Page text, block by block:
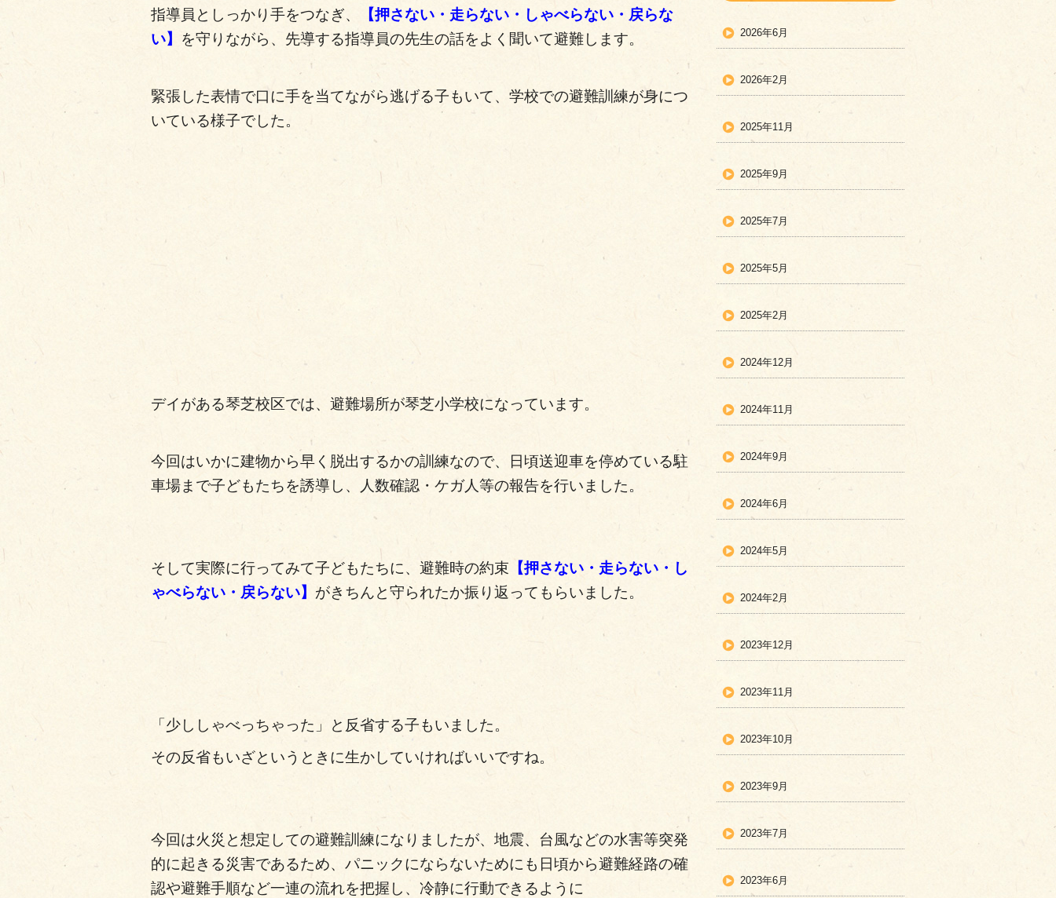
指導員としっかり手をつなぎ、
【押さない・走らない・しゃべらない・戻らな
い】 を守りながら、先導する指導員の先生の話をよく聞いて避難します。
緊張した表情で口に手を当てながら逃げる子もいて、学校での避難訓練が身につ
いている様子でした。
デイがある琴芝校区では、避難場所が琴芝小学校になっています。
今回はいかに建物から早く脱出するかの訓練なので、日頃送迎車を停めている駐
車場まで子どもたちを誘導し、人数確認・ケガ人等の報告を行いました。
そして実際に行ってみて子どもたちに、避難時の約束 【押さない・走らない・し
ゃべらない・戻らない】 がきちんと守られたか振り返ってもらいました。
「少ししゃべっちゃった」と反省する子もいました。
その反省もいざというときに生かしていければいいですね。
今回は火災と想定しての避難訓練になりましたが、地震、台風などの水害等突発
的に起きる災害であるため、パニックにならないためにも日頃から避難経路の確
認や避難手順など一連の流れを把握し、冷静に行動できるように
2026年6月
2026年2月
2025年11月
2025年9月
2025年7月
2025年5月
2025年2月
2024年12月
2024年11月
2024年9月
2024年6月
2024年5月
2024年2月
2023年12月
2023年11月
2023年10月
2023年9月
2023年7月
2023年6月